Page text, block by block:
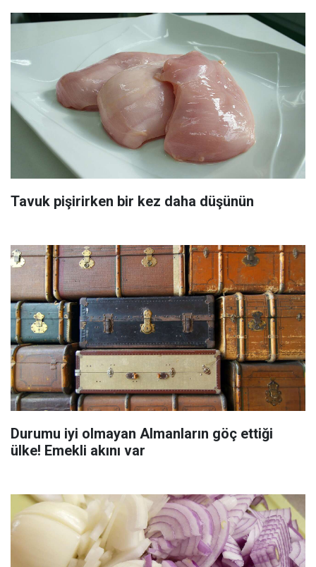
Tavuk pişirirken bir kez daha düşünün
Durumu iyi olmayan Almanların göç ettiği
ülke! Emekli akını var